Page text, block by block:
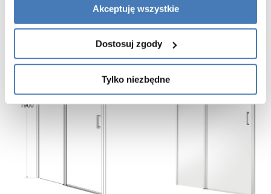
Akceptuję wszystkie
Dostosuj zgody
Tylko niezbędne
Gwarancja: 3 lata, door-to-door